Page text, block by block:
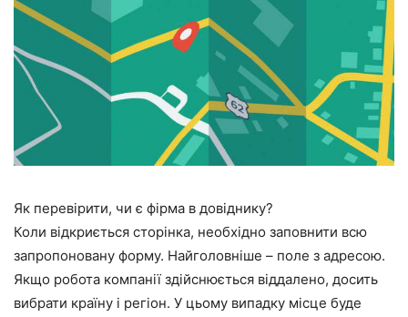
Як перевірити, чи є фірма в довіднику?
Коли відкриється сторінка, необхідно заповнити всю
запропоновану форму. Найголовніше – поле з адресою.
Якщо робота компанії здійснюється віддалено, досить
вибрати країну і регіон. У цьому випадку місце буде